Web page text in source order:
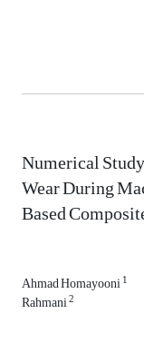
Numerical
Wear During
Based
Ahmad Homayooni1
Rahmani2